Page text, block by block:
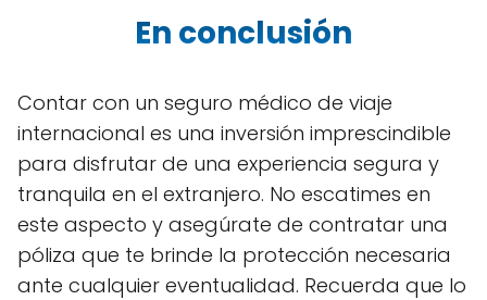
En conclusión
Contar con un seguro médico de viaje
internacional es una inversión imprescindible
para disfrutar de una experiencia segura y
tranquila en el extranjero. No escatimes en
este aspecto y asegúrate de contratar una
póliza que te brinde la protección necesaria
ante cualquier eventualidad. Recuerda que lo